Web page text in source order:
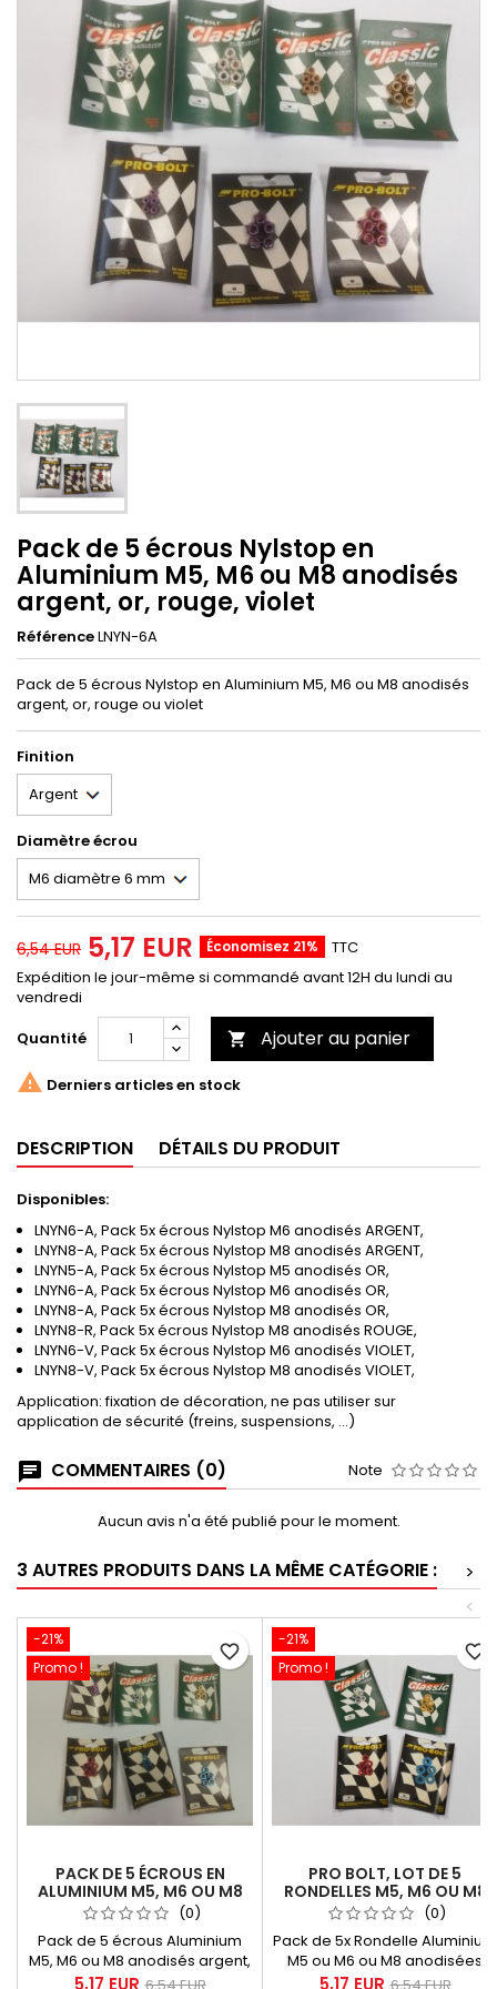
Pack de 5 écrous Nylstop en
Aluminium M5, M6 ou M8 anodisés
argent, or, rouge, violet
RéférenceLNYN-6A
Pack de 5 écrous Nylstop en Aluminium M5, M6 ou M8 anodisés
argent, or, rouge ou violet
Finition
Diamètre écrou
6,54 EUR 5,17 EUR Économisez 21%
TTC
Expédition le jour-même si commandé avant 12H du lundi au
vendredi
Quantité
 Ajouter au panier
 Derniers articles en stock
DESCRIPTION DÉTAILS DU PRODUIT
Disponibles:
LNYN6-A, Pack 5x écrous Nylstop M6 anodisés ARGENT,
LNYN8-A, Pack 5x écrous Nylstop M8 anodisés ARGENT,
LNYN5-A, Pack 5x écrous Nylstop M5 anodisés OR,
LNYN6-A, Pack 5x écrous Nylstop M6 anodisés OR,
LNYN8-A, Pack 5x écrous Nylstop M8 anodisés OR,
LNYN8-R, Pack 5x écrous Nylstop M8 anodisés ROUGE,
LNYN6-V, Pack 5x écrous Nylstop M6 anodisés VIOLET,
LNYN8-V, Pack 5x écrous Nylstop M8 anodisés VIOLET,
Application: fixation de décoration, ne pas utiliser sur
application de sécurité (freins, suspensions, ...)
COMMENTAIRES (0) Note
Aucun avis n'a été publié pour le moment.
3 AUTRES PRODUITS DANS LA MÊME CATÉGORIE :
>
<
-21%
Promo !
PACK DE 5 ÉCROUS EN
ALUMINIUM M5, M6 OU M8
ANODISÉS ARGENT, OR,
ROUGE, VIOLET
(0)
Pack de 5 écrous Aluminium
M5, M6 ou M8 anodisés argent,
or, rouge ou violet
5,17 EUR
favorite_border
-21%
Promo !
PRO BOLT, LOT DE 5
RONDELLES M5, M6 OU M8
ANODISÉES ARGENT, OR,
ROUGE, BLEU
(0)
Pack de 5x Rondelle Aluminium
M5 ou M6 ou M8 anodisées
argent, or, rouge, ou bleu.
5,17 EUR
favorite_border